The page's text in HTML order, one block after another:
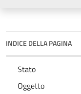
INDICE DELLA PAGINA
Stato
Oggetto